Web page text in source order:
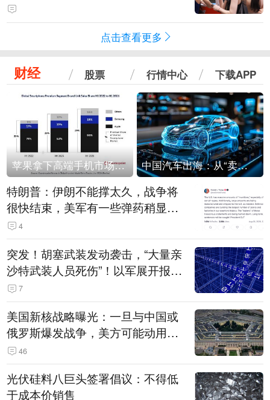
点击查看更多
财经 股票 行情中心 下载APP
苹果拿下高端手机市场65%的份额：iPhone 17系列功不可没 中国汽车出海：从“卖出去”到“走进去”
特朗普：伊朗不能撑太久，战争将
很快结束，美军有一些弹药稍显紧
张！伊朗公布拟议的海峡管理文本
4
突发！胡塞武装发动袭击，“大量亲
沙特武装人员死伤”！以军展开报复
性空袭
7
美国新核战略曝光：一旦与中国或
俄罗斯爆发战争，美方可能动用战
术核武器
46
光伏硅料八巨头签署倡议：不得低
于成本价销售